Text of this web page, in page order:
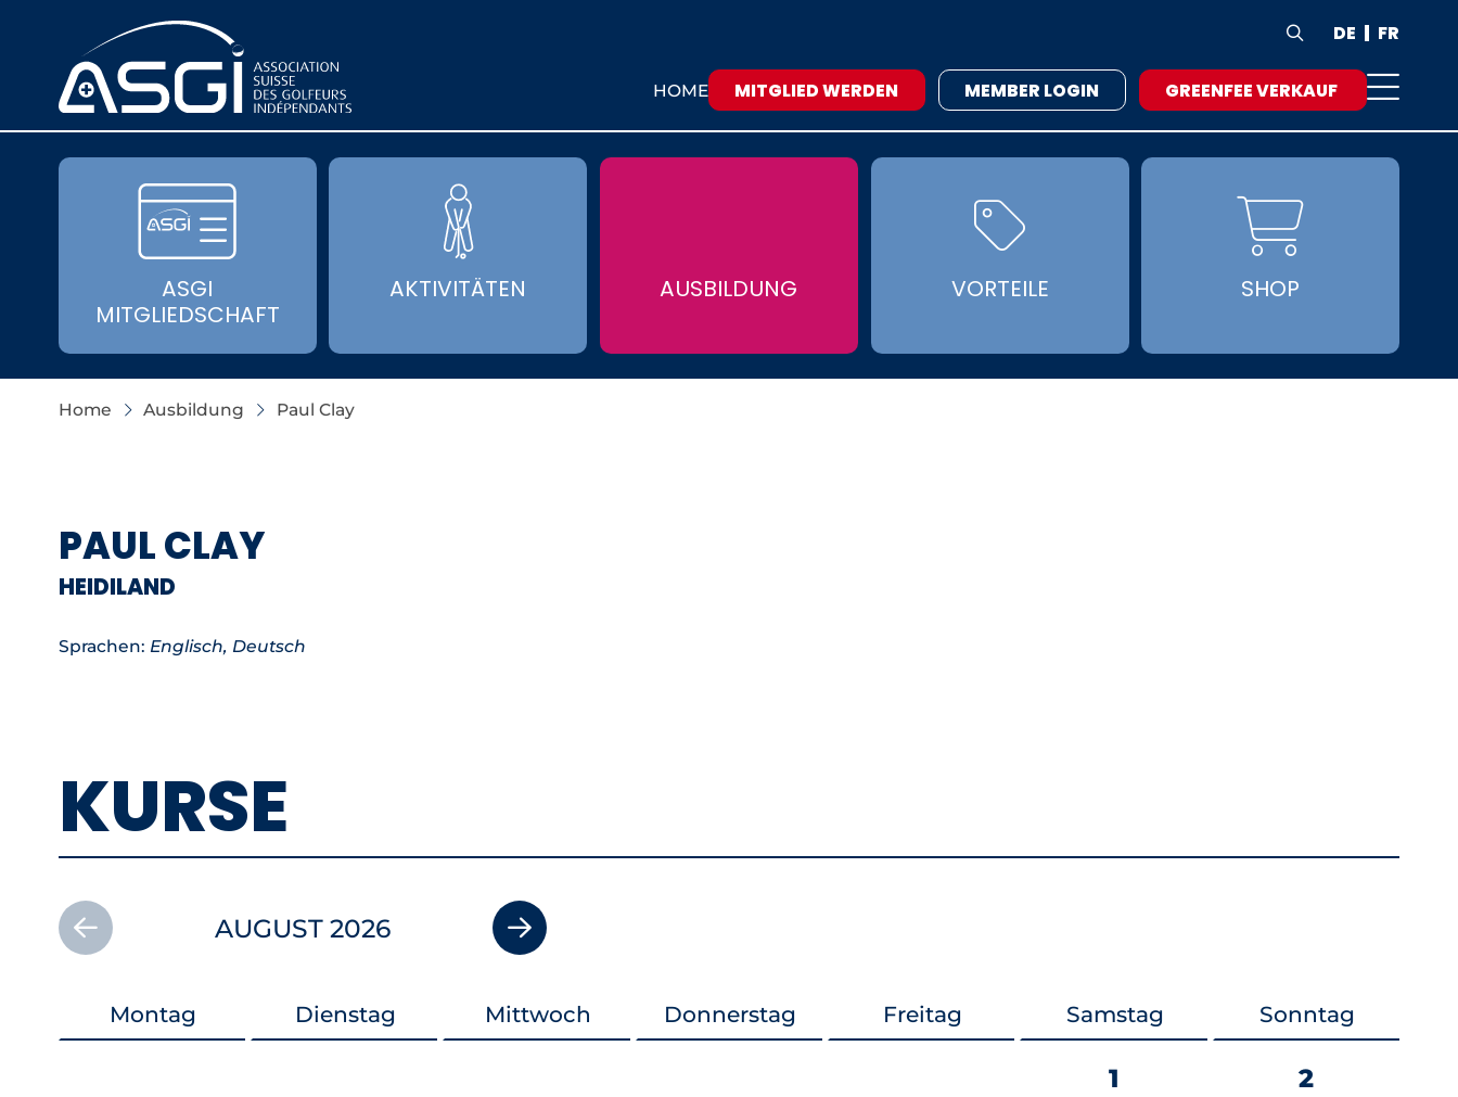
 DE FR
HOME MITGLIED WERDEN MEMBER LOGIN GREENFEE VERKAUF
ASGI
MITGLIEDSCHAFT
AKTIVITÄTEN AUSBILDUNG

VORTEILE

SHOP
Home Ausbildung Paul Clay
PAUL CLAY
HEIDILAND
Sprachen: Englisch, Deutsch
KURSE
AUGUST 2026
Montag Dienstag Mittwoch Donnerstag Freitag Samstag Sonntag
1 2